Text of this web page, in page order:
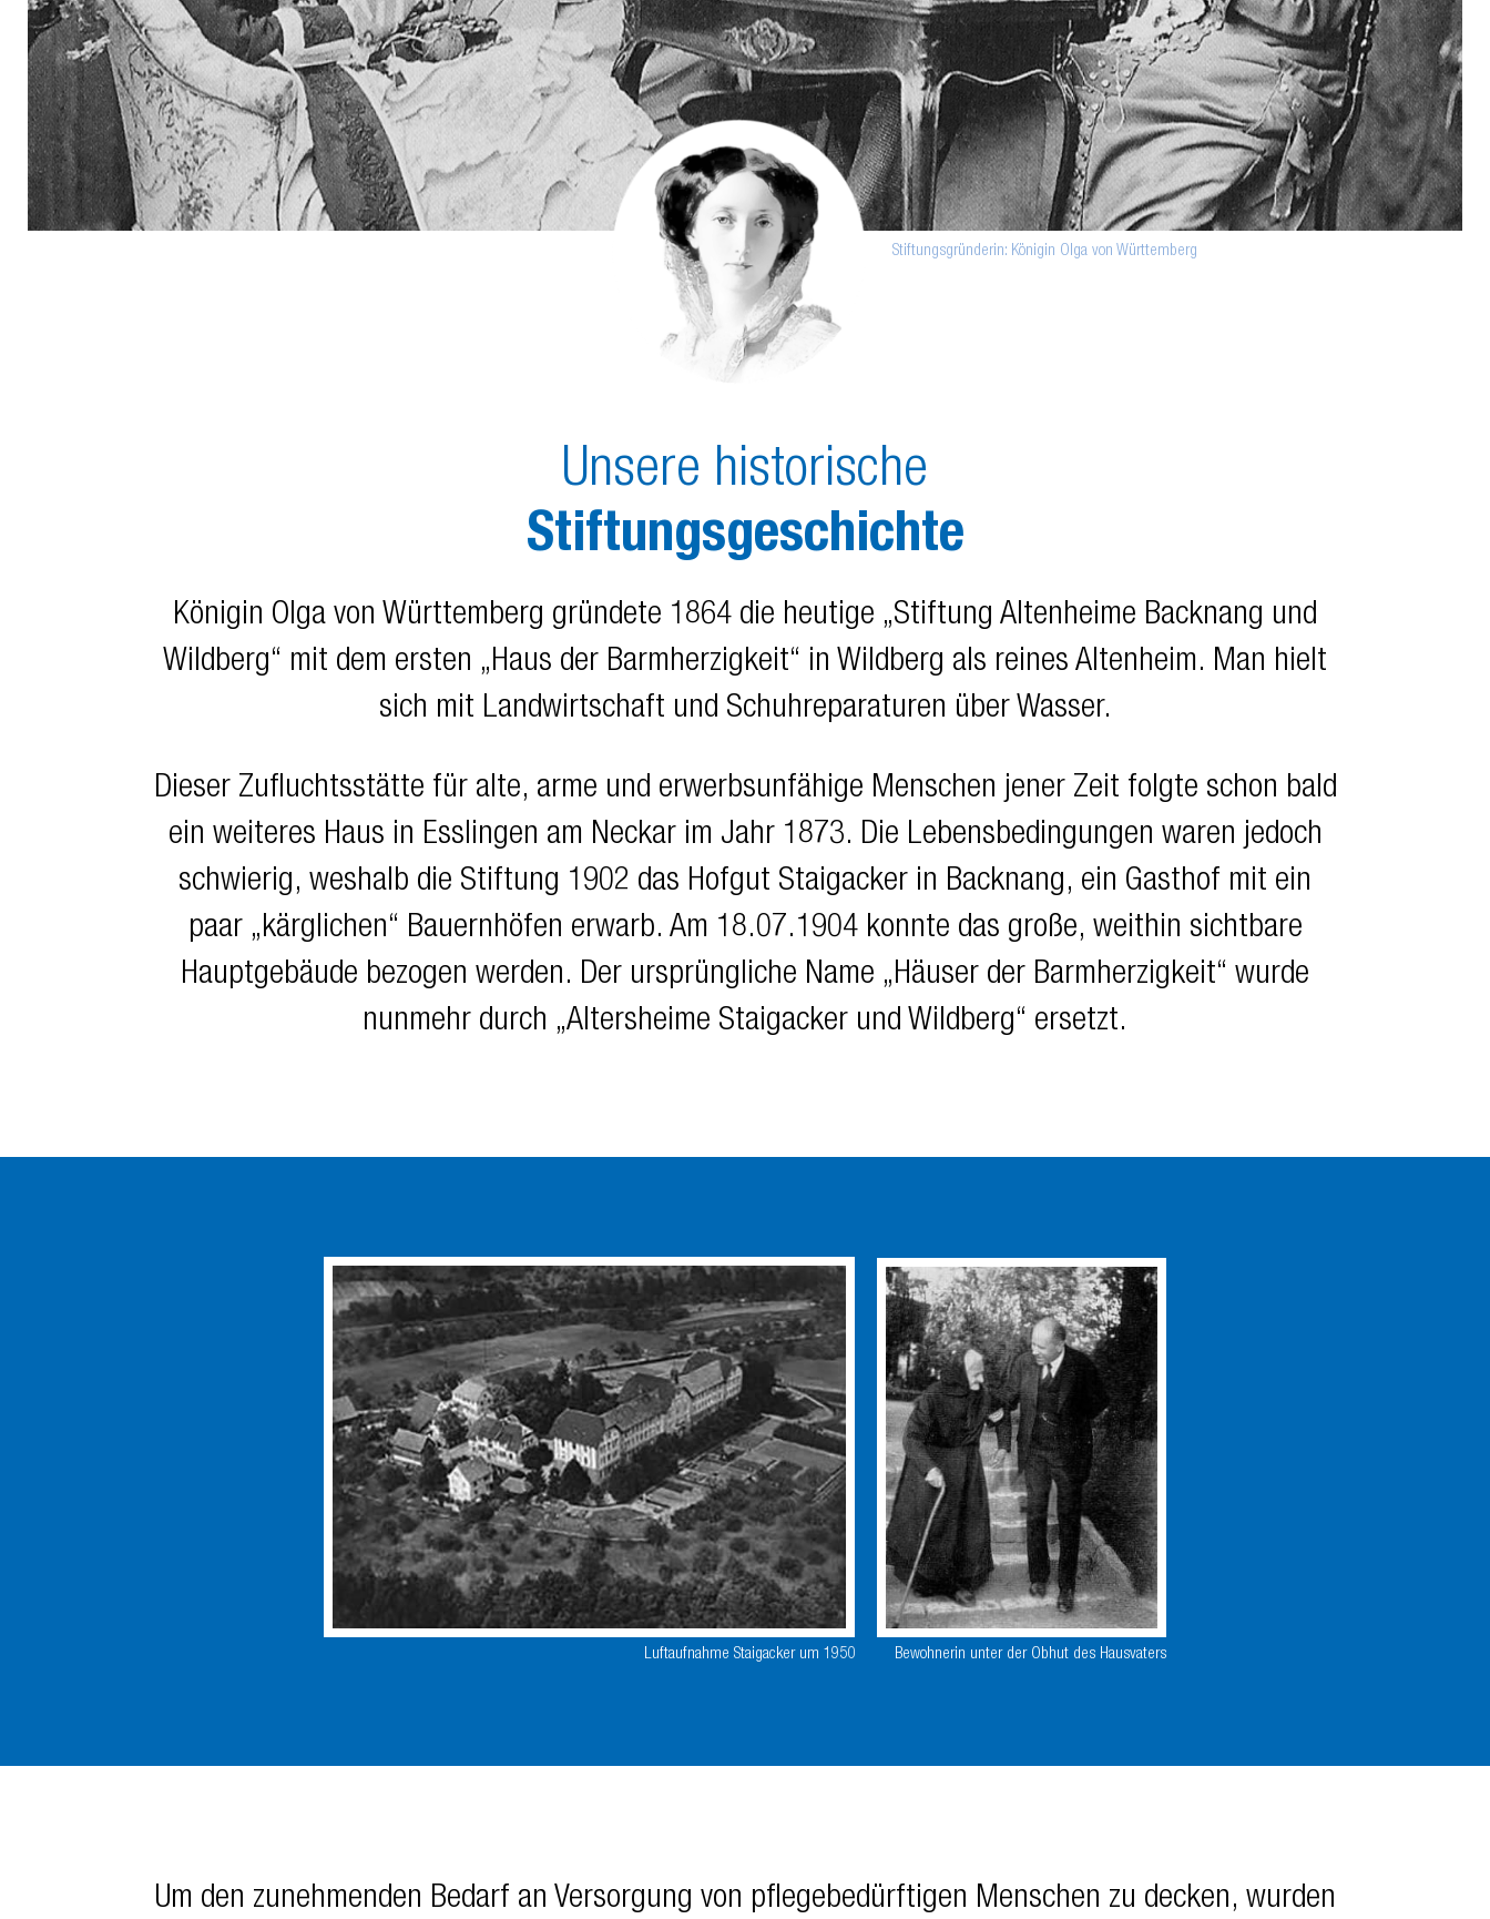
Pflegeheim Bergsteig
Pflegestift Ebhausen
Pflegestift Neubulach
Pflegeschule Backnang
Ambulante Pflege
Essen auf Rädern
Stiftungsgründerin: Königin Olga von Württemberg
Unsere historische
Stiftungsgeschichte
Königin Olga von Württemberg gründete 1864 die heutige „Stiftung Altenheime Backnang und
Wildberg“ mit dem ersten „Haus der Barmherzigkeit“ in Wildberg als reines Altenheim. Man hielt
sich mit Landwirtschaft und Schuhreparaturen über Wasser.
Dieser Zufluchtsstätte für alte, arme und erwerbsunfähige Menschen jener Zeit folgte schon bald
ein weiteres Haus in Esslingen am Neckar im Jahr 1873. Die Lebensbedingungen waren jedoch
schwierig, weshalb die Stiftung 1902 das Hofgut Staigacker in Backnang, ein Gasthof mit ein
paar „kärglichen“ Bauernhöfen erwarb. Am 18.07.1904 konnte das große, weithin sichtbare
Hauptgebäude bezogen werden. Der ursprüngliche Name „Häuser der Barmherzigkeit“ wurde
nunmehr durch „Altersheime Staigacker und Wildberg“ ersetzt.
Luftaufnahme Staigacker um 1950 Bewohnerin unter der Obhut des Hausvaters
Um den zunehmenden Bedarf an Versorgung von pflegebedürftigen Menschen zu decken, wurden